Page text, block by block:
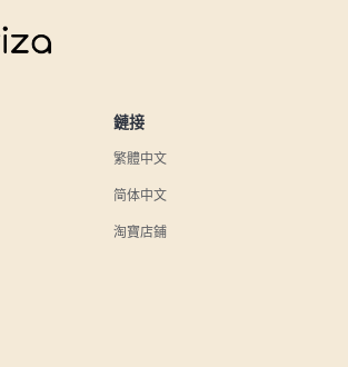
鏈接
繁體中文
简体中文
淘寶店鋪